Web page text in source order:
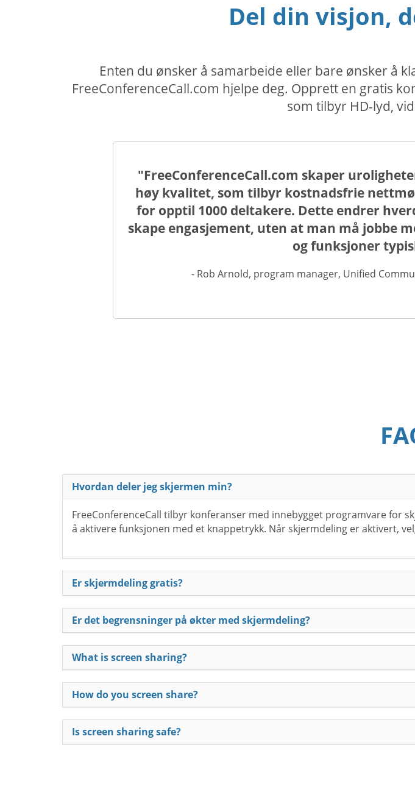
Del din visjon,
Enten du ønsker å samarbeide eller bare ønsker å
FreeConferenceCall.com hjelpe deg. Opprett en gratis
som tilbyr HD-lyd,
"FreeConferenceCall.com skaper
høy kvalitet, som tilbyr kostnadsfrie
for opptil 1000 deltakere. Dette endrer
skape engasjement, uten at man må jobbe
og funksjoner
- Rob Arnold, program manager, Unified
Hvordan deler jeg skjermen min?
FreeConferenceCall tilbyr konferanser med innebygget programvare for
å aktivere funksjonen med et knappetrykk. Når skjermdeling er aktivert,
Er skjermdeling gratis?
Er det begrensninger på økter med skjermdeling?
What is screen sharing?
How do you screen share?
Is screen sharing safe?